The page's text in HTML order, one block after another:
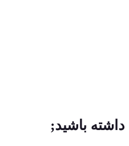
باشید;